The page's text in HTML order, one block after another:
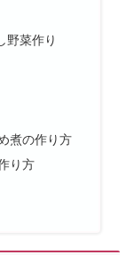
野菜作り
煮の作り方
り方